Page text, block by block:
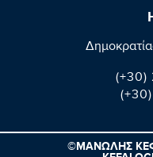
(+30)
©ΜΑΝΩΛΗΣ